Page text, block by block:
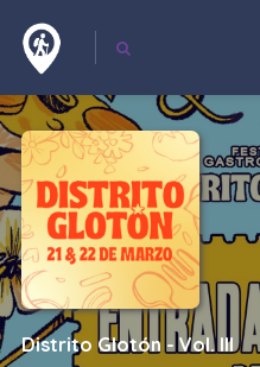
Distrito Glotón - Vol. III